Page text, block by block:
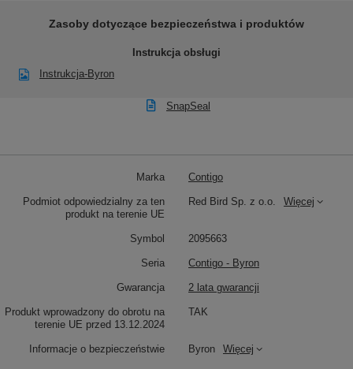
Zasoby dotyczące bezpieczeństwa i produktów
Instrukcja obsługi
Instrukcja-Byron
SnapSeal
Marka Contigo
Podmiot odpowiedzialny za ten
produkt na terenie UE
Red Bird Sp. z o.o. Więcej
Symbol 2095663
Seria Contigo - Byron
Gwarancja 2 lata gwarancji
Produkt wprowadzony do obrotu na
terenie UE przed 13.12.2024
TAK
Informacje o bezpieczeństwie Byron Więcej